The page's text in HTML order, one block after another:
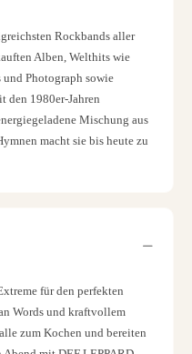
Rockbands aller
Alben, Welthits wie
und Photograph sowie
den 1980er-Jahren
Mischung aus
macht sie bis heute zu
für den perfekten
Words und kraftvollem
zum Kochen und bereiten